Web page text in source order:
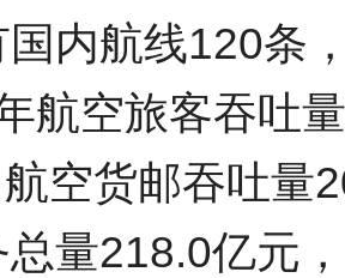
内航线120条
航空旅客吞吐
空货邮吞吐量
总量218.0亿元